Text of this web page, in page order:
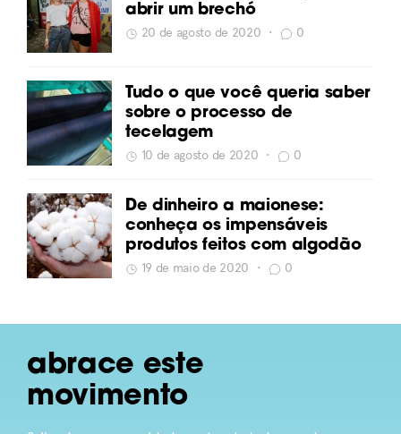
abrir um brechó
20 de agosto de 2020 • 0
Tudo o que você queria saber
sobre o processo de
tecelagem
10 de agosto de 2020 • 0
De dinheiro a maionese:
conheça os impensáveis
produtos feitos com algodão
19 de maio de 2020 • 0
abrace este
movimento